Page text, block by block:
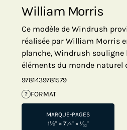
William Morris
Ce modèle de Windrush
réalisée par William Morris
planche, Windrush souligne
éléments du monde naturel
9781439781579
? FORMAT
MARQUE-PAGES
1½" × 7¼" × ¹⁄₃₂"